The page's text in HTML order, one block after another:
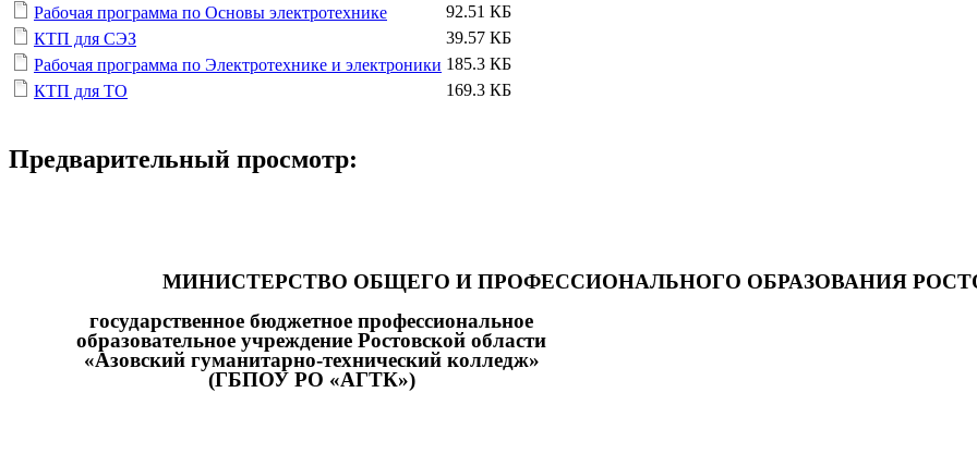
Рабочая программа по Основы электротехнике
92.51 КБ
КТП для СЭЗ
39.57 КБ
Рабочая программа по Электротехнике и электроники 185.3 КБ
КТП для ТО
169.3 КБ
Предварительный просмотр:
МИНИСТЕРСТВО ОБЩЕГО И ПРОФЕССИОНАЛЬНОГО ОБРАЗОВАНИЯ
государственное бюджетное профессиональное
образовательное учреждение Ростовской области
«Азовский гуманитарно-технический колледж»
(ГБПОУ РО «АГТК»)